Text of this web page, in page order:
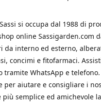
si occupa dal 1988 di
online Sassigarden.com
da interno ed esterno,
concimi e fitofarmaci.
tramite WhatsApp e
per aiutare e consigliare i
più semplice ed amichevole